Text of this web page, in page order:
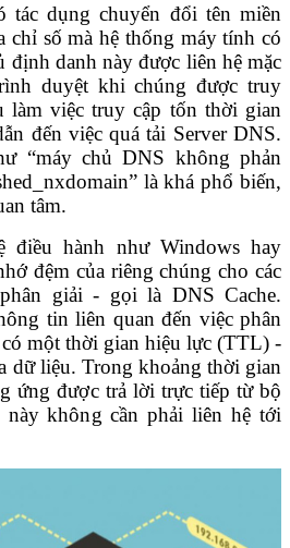
tác dụng chuyển đổi tên miền
chỉ số mà hệ thống máy tính có
định danh này được liên hệ mặc
duyệt khi chúng được truy
làm việc truy cập tốn thời gian
đến việc quá tải Server DNS.
“máy chủ DNS không phản
là khá phổ biến,
tâm.
hành như Windows hay
đệm của riêng chúng cho các
giải - gọi là DNS Cache.
tin liên quan đến việc phân
một thời gian hiệu lực (TTL) -
dữ liệu. Trong khoảng thời gian
ứng được trả lời trực tiếp từ bộ
này không cần phải liên hệ tới